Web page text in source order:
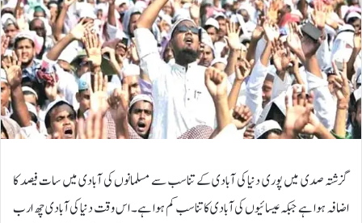
گزشتہ صدی میں پوری دنیا کی آبادی کے تناسب سے مسلمانوں کی آبادی میں سات فیصد کا
اضافہ ہوا ہے جبکہ عیسائیوں کی آبادی کا تناسب کم ہوا ہے۔ اس وقت دنیا کی آبادی چھ ارب